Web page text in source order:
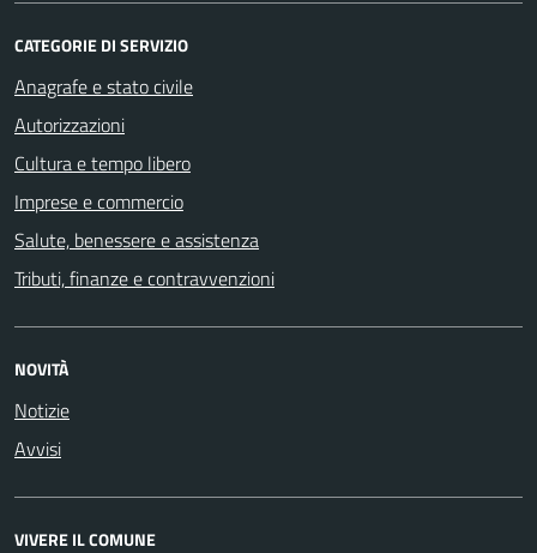
CATEGORIE DI SERVIZIO
Anagrafe e stato civile
Autorizzazioni
Cultura e tempo libero
Imprese e commercio
Salute, benessere e assistenza
Tributi, finanze e contravvenzioni
NOVITÀ
Notizie
Avvisi
VIVERE IL COMUNE